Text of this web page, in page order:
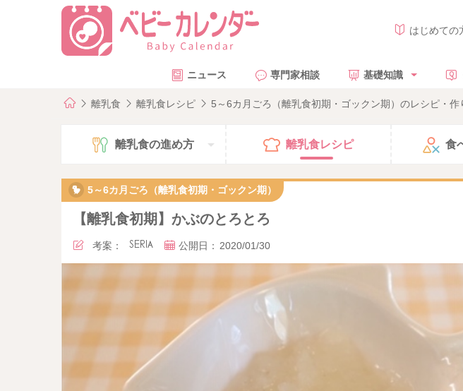
はじめての
ニュース 専門家相談 基礎知識
離乳食 離乳食レシピ 5～6カ月ごろ（離乳食初期・ゴックン期）のレシピ・作
離乳食の進め方 離乳食レシピ 食
5～6カ月ごろ（離乳食初期・ゴックン期）
【離乳食初期】かぶのとろとろ
考案： SERIA 公開日： 2020/01/30